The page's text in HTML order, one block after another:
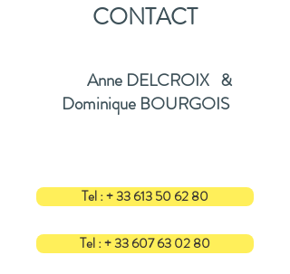
CONTACT
Anne DELCROIX &
Dominique BOURGOIS
Tel : + 33 613 50 62 80
Tel : + 33 607 63 02 80